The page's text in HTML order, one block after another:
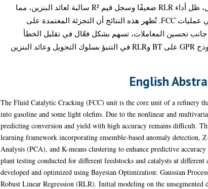
للتحويل و0.80–0.88 لعائد البنزين. في المقابل، ظل أداء RLR ضعيفًا وسجل قيم R² سالبة لعائد البنزين، مما
يؤكد عدم ملاءمته لتمثيل العلاقات المعقدة في عمليات FCC. تُظهر هذه النتائج أن التجزئة المعتمدة على
جانب تحسين المعاملات، تسهم بشكل فعّال في تقليل الخطأ
وتحسين خصوصية النماذج، كما تبرز تفوّق نموذج GPR على BT وRLR في التنبؤ بسلوك التحويل وعائد البنزين
English
The Fluid Catalytic Cracking (FCC) unit is the core unit of a refinery
into gasoline and some light olefins. Due to the nonlinear and
predicting conversion and yield with high accuracy remains difficult.
learning framework incorporating ensemble-based anomaly detection,
Analysis (PCA), and K-means clustering to enhance predictive
plant testing conducted for different feedstocks and catalysts at
developed and optimized using Bayesian Optimization: Gaussian
Robust Linear Regression (RLR). Initial modeling on the unsegmented